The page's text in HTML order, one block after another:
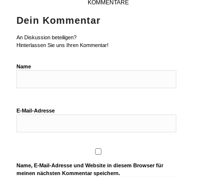
KOMMENTARE
Dein Kommentar
An Diskussion beteiligen?
Hinterlassen Sie uns Ihren Kommentar!
Name
E-Mail-Adresse
Name, E-Mail-Adresse und Website in diesem Browser für
meinen nächsten Kommentar speichern.